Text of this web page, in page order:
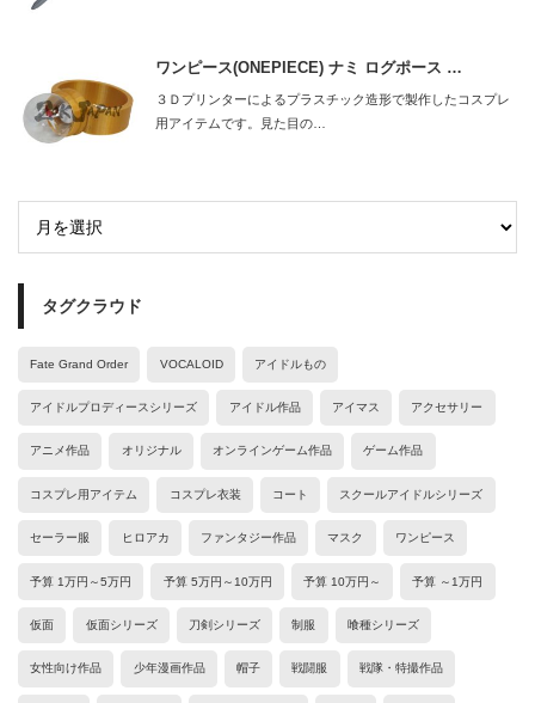
ワンピース(ONEPIECE) ナミ ログポース …
３Ｄプリンターによるプラスチック造形で製作したコスプレ
用アイテムです。見た目の…
タグクラウド
Fate Grand Order VOCALOID アイドルもの
アイドルプロディースシリーズ アイドル作品 アイマス アクセサリー
アニメ作品 オリジナル オンラインゲーム作品 ゲーム作品
コスプレ用アイテム コスプレ衣装 コート スクールアイドルシリーズ
セーラー服 ヒロアカ ファンタジー作品 マスク ワンピース
予算 1万円～5万円 予算 5万円～10万円 予算 10万円～ 予算 ～1万円
仮面 仮面シリーズ 刀剣シリーズ 制服 喰種シリーズ
女性向け作品 少年漫画作品 帽子 戦闘服 戦隊・特撮作品